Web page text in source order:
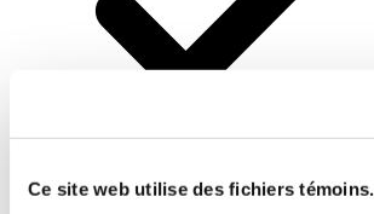
Ce site web utilise des fichiers témoins.